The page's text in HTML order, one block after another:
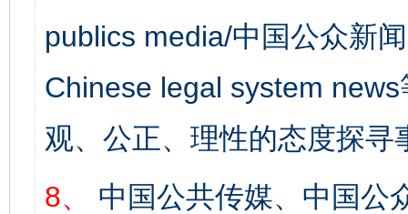
publics media/中国公众新
Chinese legal system
观、公正、理性的态度探寻
8、
中国公共传媒、中国公